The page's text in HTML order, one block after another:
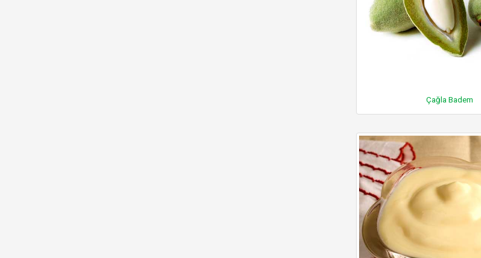
Çağla Badem